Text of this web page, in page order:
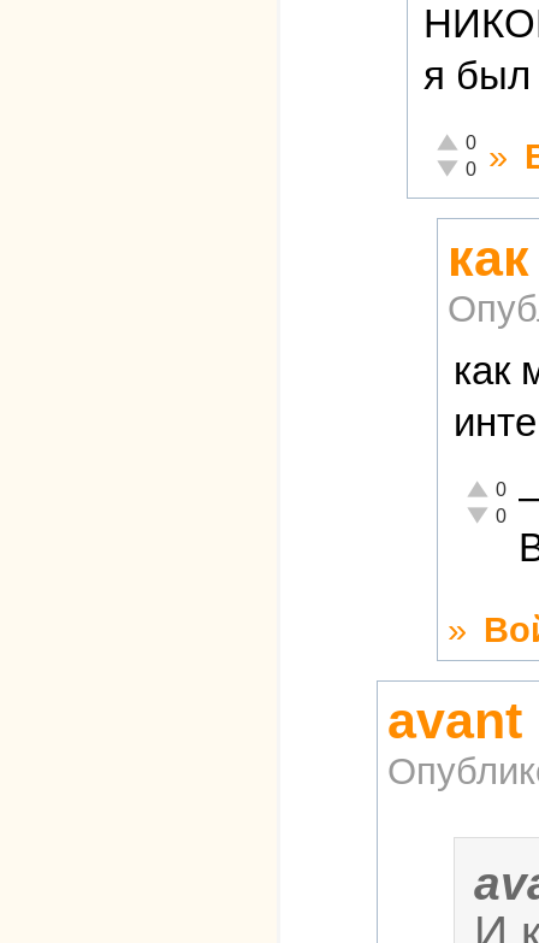
я
Отлично!
0
0 »
как
Отлично!
0
0
»
avant
И